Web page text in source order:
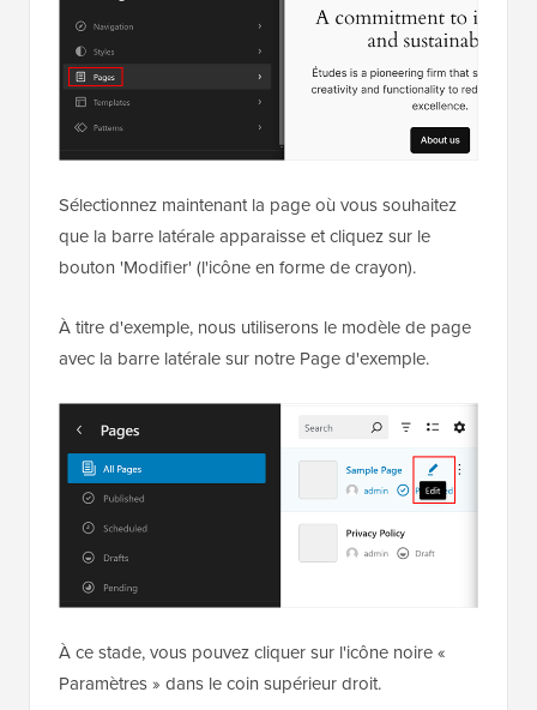
Sélectionnez maintenant la page où vous souhaitez
que la barre latérale apparaisse et cliquez sur le
bouton 'Modifier' (l'icône en forme de crayon).
À titre d'exemple, nous utiliserons le modèle de page
avec la barre latérale sur notre Page d'exemple.
À ce stade, vous pouvez cliquer sur l'icône noire «
Paramètres » dans le coin supérieur droit.